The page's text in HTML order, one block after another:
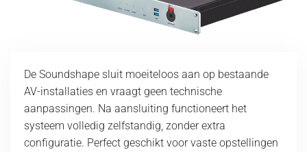
De Soundshape sluit moeiteloos aan op bestaande
AV-installaties en vraagt geen technische
aanpassingen. Na aansluiting functioneert het
systeem volledig zelfstandig, zonder extra
configuratie. Perfect geschikt voor vaste opstellingen